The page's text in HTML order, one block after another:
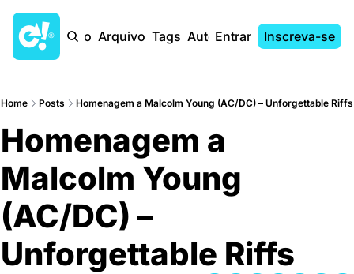
Início Arquivo Tags AutoresEntrar Inscreva-se
Home Posts Homenagem a Malcolm Young (AC/DC) – Unforgettable Riffs
Homenagem a
Malcolm Young
(AC/DC) –
Unforgettable Riffs